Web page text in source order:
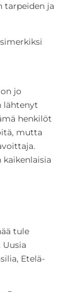
tarpeiden ja
jo
lähtenyt
henkilöt
mutta
kaikenlaisia
tule
Etelä-